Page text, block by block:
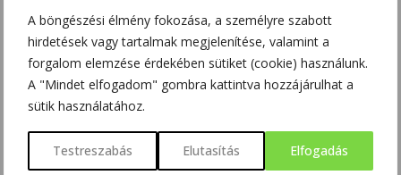
A böngészési élmény fokozása, a személyre szabott
hirdetések vagy tartalmak megjelenítése, valamint a
forgalom elemzése érdekében sütiket (cookie) használunk.
A "Mindet elfogadom" gombra kattintva hozzájárulhat a
sütik használatához.
Testreszabás Elutasítás Elfogadás